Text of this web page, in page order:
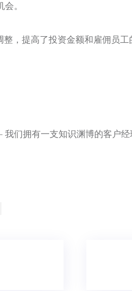
。
，提高了投资金额和雇佣员
我们拥有一支知识渊博的客户